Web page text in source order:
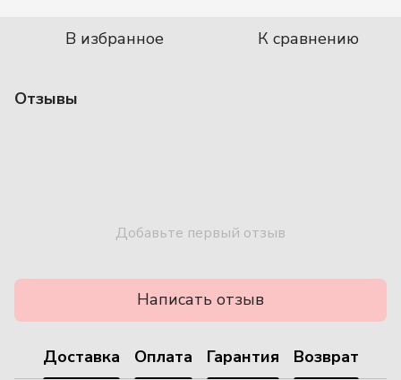
В избранное К сравнению
Отзывы
Добавьте первый отзыв
Написать отзыв
Доставка Оплата Гарантия Возврат